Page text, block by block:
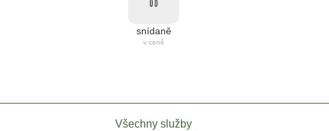
snídaně
v ceně
Všechny služby